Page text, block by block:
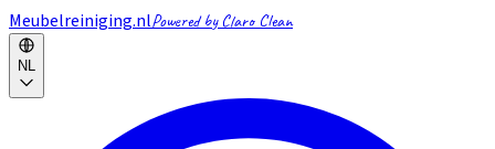
Meubelreiniging.nlPowered by Claro Clean
NL